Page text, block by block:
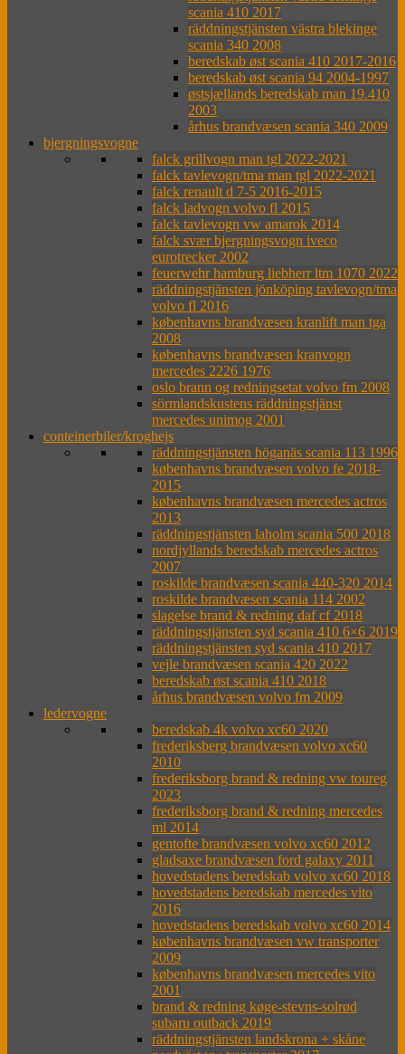
scania 410 2017
räddningstjänsten västra blekinge
scania 340 2008
beredskab øst scania 410 2017-2016
beredskab øst scania 94 2004-1997
østsjællands beredskab man 19.410
2003
århus brandvæsen scania 340 2009
bjergningsvogne
falck grillvogn man tgl 2022-2021
falck tavlevogn/tma man tgl 2022-2021
falck renault d 7-5 2016-2015
falck ladvogn volvo fl 2015
falck tavlevogn vw amarok 2014
falck svær bjergningsvogn iveco
eurotrecker 2002
feuerwehr hamburg liebherr ltm 1070 2022
räddningstjänsten jönköping tavlevogn/tma
volvo fl 2016
københavns brandvæsen kranlift man tga
2008
københavns brandvæsen kranvogn
mercedes 2226 1976
oslo brann og redningsetat volvo fm 2008
sörmlandskustens räddningstjänst
mercedes unimog 2001
conteinerbiler/kroghejs
räddningstjänsten höganäs scania 113 1996
københavns brandvæsen volvo fe 2018-
2015
københavns brandvæsen mercedes actros
2013
räddningstjänsten laholm scania 500 2018
nordjyllands beredskab mercedes actros
2007
roskilde brandvæsen scania 440-320 2014
roskilde brandvæsen scania 114 2002
slagelse brand & redning daf cf 2018
räddningstjänsten syd scania 410 6×6 2019
räddningstjänsten syd scania 410 2017
vejle brandvæsen scania 420 2022
beredskab øst scania 410 2018
århus brandvæsen volvo fm 2009
ledervogne
beredskab 4k volvo xc60 2020
frederiksberg brandvæsen volvo xc60
2010
frederiksborg brand & redning vw toureg
2023
frederiksborg brand & redning mercedes
ml 2014
gentofte brandvæsen volvo xc60 2012
gladsaxe brandvæsen ford galaxy 2011
hovedstadens beredskab volvo xc60 2018
hovedstadens beredskab mercedes vito
2016
hovedstadens beredskab volvo xc60 2014
københavns brandvæsen vw transporter
2009
københavns brandvæsen mercedes vito
2001
brand & redning køge-stevns-solrød
subaru outback 2019
räddningstjänsten landskrona + skåne